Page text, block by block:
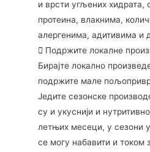
и врсти угљених хидрата,
протеина, влакнима,
алергенима, адитивима и
 Подржите локалне
Бирајте локално
подржите мале
Једите сезонске
су и укуснији и
летњих месеци, у сезони у
се могу набавити и током